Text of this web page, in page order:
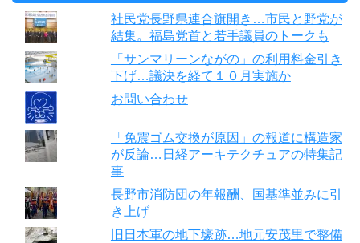
社民党長野県連合旗開き…市民と野党が
結集。福島党首と若手議員のトークも
「サンマリーンながの」の利用料金引き
下げ…議決を経て１０月実施か
お問い合わせ
「免震ゴム交換が原因」の報道に構造家
が反論…日経アーキテクチュアの特集記
事
長野市消防団の年報酬、国基準並みに引
き上げ
旧日本軍の地下壕跡…地元安茂里で整備